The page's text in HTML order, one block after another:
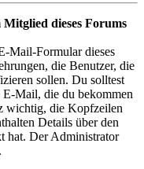
dieses Forums
Mail-Formular dieses
die Benutzer, die
sollen. Du solltest
Mail, die du bekommen
wichtig, die Kopfzeilen
Details über den
hat. Der Administrator